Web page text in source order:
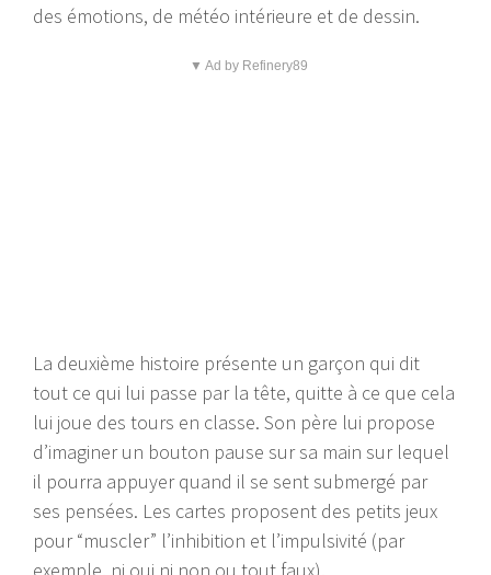
des émotions, de météo intérieure et de dessin.
▼ Ad by Refinery89
La deuxième histoire présente un garçon qui dit
tout ce qui lui passe par la tête, quitte à ce que cela
lui joue des tours en classe. Son père lui propose
d’imaginer un bouton pause sur sa main sur lequel
il pourra appuyer quand il se sent submergé par
ses pensées. Les cartes proposent des petits jeux
pour “muscler” l’inhibition et l’impulsivité (par
exemple, ni oui ni non ou tout faux).